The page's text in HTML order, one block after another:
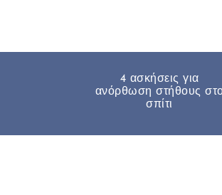
4 ασκήσεις για
ανόρθωση στήθους
σπίτι